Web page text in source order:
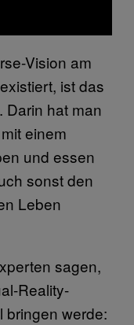
Vision am
ist das
. Darin hat man
einem
und essen
sonst den
Leben
sagen,
Reality-
bringen werde: